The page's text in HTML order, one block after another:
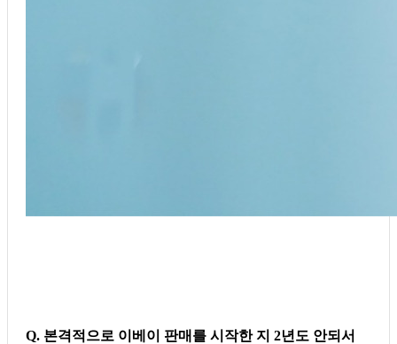
Q. 본격적으로 이베이 판매를 시작한 지 2년도 안되서